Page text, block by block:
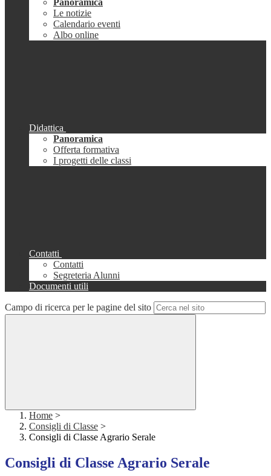
Panoramica
Le notizie
Calendario eventi
Albo online
Didattica
Panoramica
Offerta formativa
I progetti delle classi
Contatti
Contatti
Segreteria Alunni
Documenti utili
Campo di ricerca per le pagine del sito
Home >
Consigli di Classe >
Consigli di Classe Agrario Serale
Consigli di Classe Agrario Serale